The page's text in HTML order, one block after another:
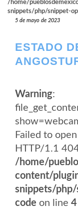
/home/
snippets/php/snippet-
5 de mayo de 2023
ESTADO
Warning:
Failed to
HTTP/1.1
/home/
content/
snippets/php/
code on line 4